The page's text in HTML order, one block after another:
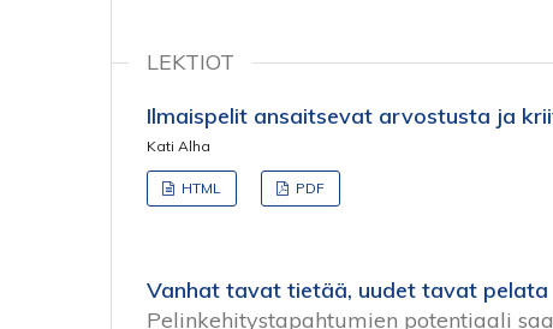
LEKTIOT
Ilmaispelit ansaitsevat arvostusta ja
Kati Alha
HTML PDF
Vanhat tavat tietää, uudet tavat pelata
Pelinkehitystapahtumien potentiaali